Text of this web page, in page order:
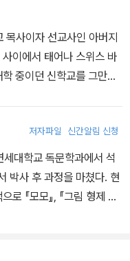
사이자 선교사인 아버지
이에서 태어나 스위스 바
중이던 신학교를 그만두
계 중등학교인 김나지움
과 서점 등에서 수습사원
시집 『낭만적인 노래』와
서 작가로 활동하기 시작
저자파일 신간알림 신청
대학교 독문학과에서 석
박사 후 과정을 마쳤다. 현
『모모』, 『그림 형제 동